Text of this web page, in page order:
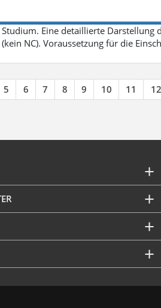
Eine detaillierte
NC). Voraussetzung für die
5 6 7 8 9 10 11 12